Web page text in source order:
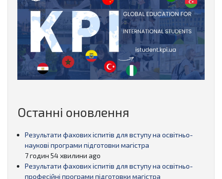
Останні оновлення
Результати фахових іспитів для вступу на освітньо-
наукові програми підготовки магістра
7 годин 54 хвилини ago
Результати фахових іспитів для вступу на освітньо-
професійні програми підготовки магістра